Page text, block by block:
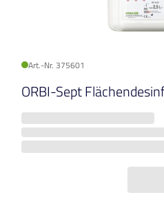
Art.-Nr. 375601
ORBI-Sept